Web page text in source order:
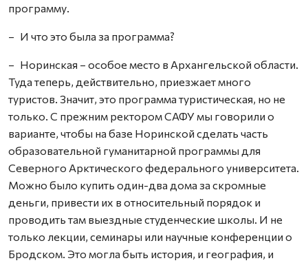
программу.
– И что это была за программа?
– Норинская – особое место в Архангельской области.
Туда теперь, действительно, приезжает много
туристов. Значит, это программа туристическая, но не
только. С прежним ректором САФУ мы говорили о
варианте, чтобы на базе Норинской сделать часть
образовательной гуманитарной программы для
Северного Арктического федерального университета.
Можно было купить один-два дома за скромные
деньги, привести их в относительный порядок и
проводить там выездные студенческие школы. И не
только лекции, семинары или научные конференции о
Бродском. Это могла быть история, и география, и